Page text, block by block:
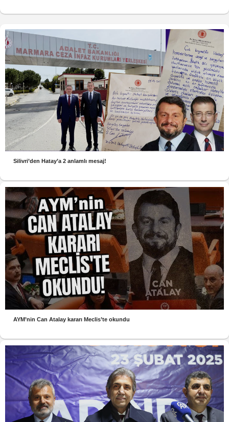
Silivri’den Hatay’a 2 anlamlı mesaj!
AYM’nin Can Atalay kararı Meclis’te okundu